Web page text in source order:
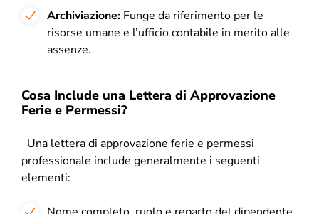
Archiviazione: Funge da riferimento per le
risorse umane e l’ufficio contabile in merito alle
assenze.
Cosa Include una Lettera di Approvazione
Ferie e Permessi?
Una lettera di approvazione ferie e permessi
professionale include generalmente i seguenti
elementi: